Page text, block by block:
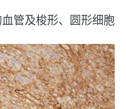
管及梭形、圆形细胞